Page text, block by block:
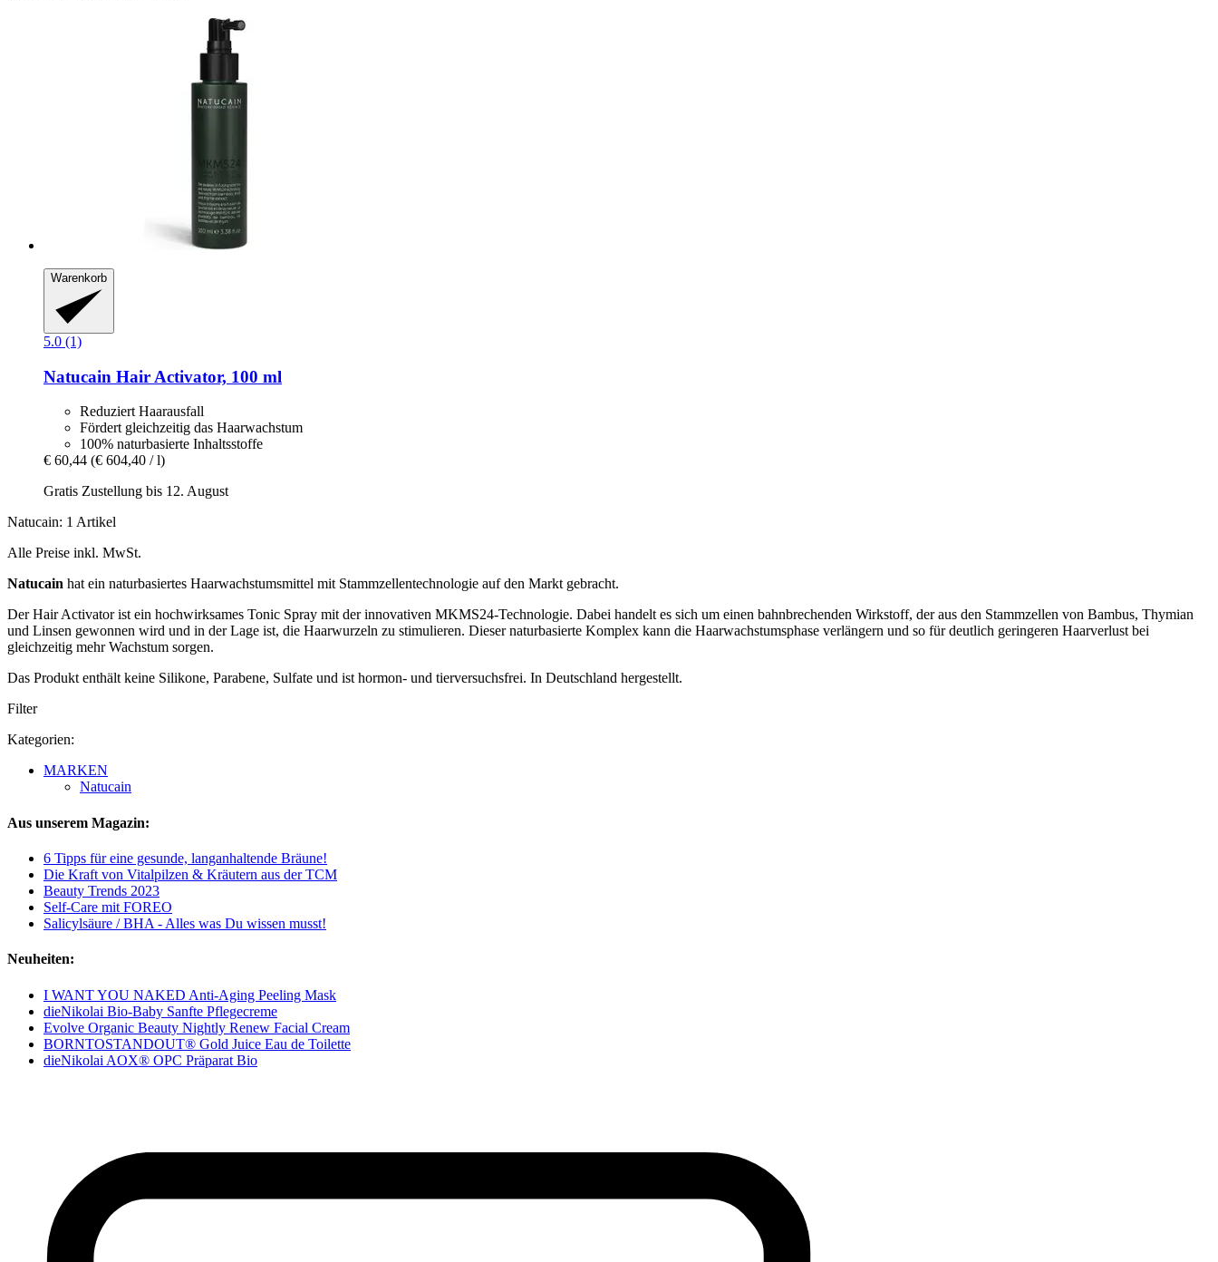
Warenkorb
5.0 (1)
Natucain Hair Activator, 100 ml
Reduziert Haarausfall
Fördert gleichzeitig das Haarwachstum
100% naturbasierte Inhaltsstoffe
€ 60,44 (€ 604,40 / l)
Gratis Zustellung bis 12. August
Natucain: 1 Artikel
Alle Preise inkl. MwSt.
Natucain hat ein naturbasiertes Haarwachstumsmittel mit Stammzellentechnologie auf den Markt gebracht.
Der Hair Activator ist ein hochwirksames Tonic Spray mit der innovativen MKMS24-Technologie. Dabei handelt es sich um einen bahnbrechenden Wirkstoff, der aus den Stammzellen von Bambus, Thymian
und Linsen gewonnen wird und in der Lage ist, die Haarwurzeln zu stimulieren. Dieser naturbasierte Komplex kann die Haarwachstumsphase verlängern und so für deutlich geringeren Haarverlust bei
gleichzeitig mehr Wachstum sorgen.
Das Produkt enthält keine Silikone, Parabene, Sulfate und ist hormon- und tierversuchsfrei. In Deutschland hergestellt.
Filter
Kategorien:
MARKEN
Natucain
Aus unserem Magazin:
6 Tipps für eine gesunde, langanhaltende Bräune!
Die Kraft von Vitalpilzen & Kräutern aus der TCM
Beauty Trends 2023
Self-Care mit FOREO
Salicylsäure / BHA - Alles was Du wissen musst!
Neuheiten:
I WANT YOU NAKED Anti-Aging Peeling Mask
dieNikolai Bio-Baby Sanfte Pflegecreme
Evolve Organic Beauty Nightly Renew Facial Cream
BORNTOSTANDOUT® Gold Juice Eau de Toilette
dieNikolai AOX® OPC Präparat Bio